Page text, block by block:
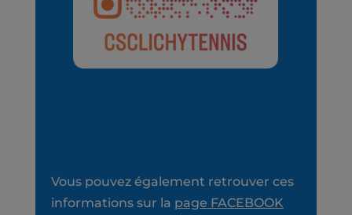
Vous pouvez également retrouver ces
informations sur la page FACEBOOK